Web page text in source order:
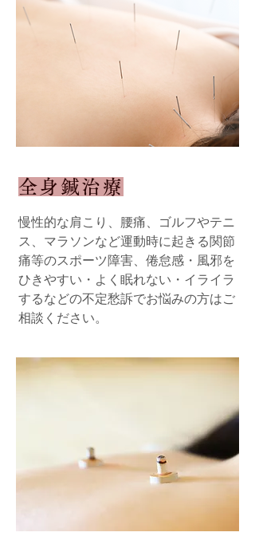
全身鍼治療
慢性的な肩こり、腰痛、ゴルフやテニ
ス、マラソンなど運動時に起きる関節
痛等のスポーツ障害、倦怠感・風邪を
ひきやすい・よく眠れない・イライラ
するなどの不定愁訴でお悩みの方はご
相談ください。